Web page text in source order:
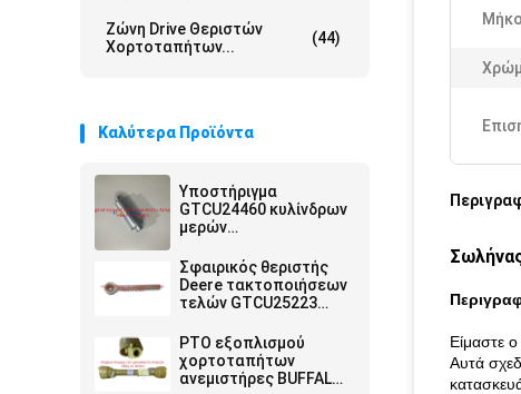
Ζώνη Drive Θεριστών
Χορτοταπήτων...
(44)
Καλύτερα Προϊόντα
Υποστήριγμα
GTCU24460 κυλίνδρων
μερών
θεριστών
χορτοταπήτων
Σφαιρικός θεριστής
Deere τακτοποιήσεων
τελών GTCU25223
αντικατάστασης
θεριστών
χορτοταπήτων
PTO εξοπλισμού
χορτοταπήτων
ανεμιστήρες BUFFALO
Είμαστε
Αυτά